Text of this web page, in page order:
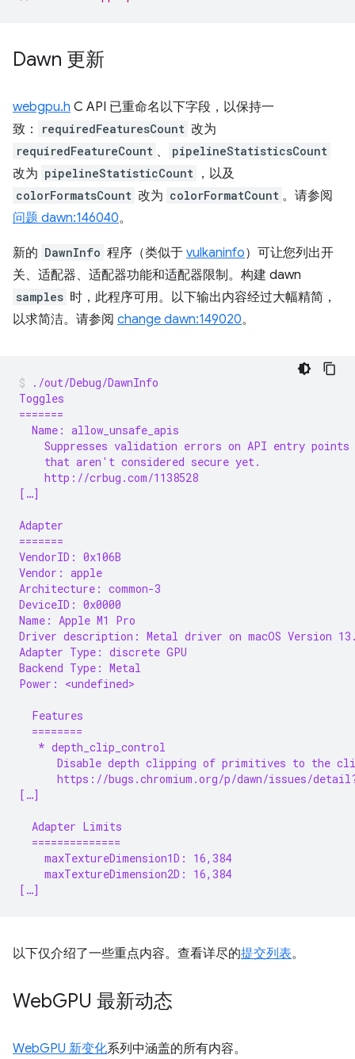
Dawn 更新
webgpu.h C API 已重命名以下字段，以保持一
致：
requiredFeaturesCount 改为
requiredFeatureCount 、 pipelineStatisticsCount
改为 pipelineStatisticCount ，以及
colorFormatsCount 改为 colorFormatCount 。请参阅
问题 dawn:146040。
新的 DawnInfo 程序（类似于 vulkaninfo）可让您列出开
关、适配器、适配器功能和适配器限制。构建 dawn
samples 时，此程序可用。以下输出内容经过大幅精简，
以求简洁。请参阅 change dawn:149020。
./out/Debug/DawnInfo
Toggles
=======
  Name: allow_unsafe_apis
Suppresses validation errors on API entry
    that aren't considered secure yet.
    http://crbug.com/1138528
[…]
Adapter
=======
VendorID: 0x106B
Vendor: apple
Architecture: common-3
DeviceID: 0x0000
Name: Apple M1 Pro
Driver description: Metal driver on macOS Version
Adapter Type: discrete GPU
Backend Type: Metal
Power: <undefined>
  Features
  ========
   * depth_clip_control
Disable depth clipping of primitives to the
https://bugs.chromium.org/p/dawn/issues/
[…]
  Adapter Limits
  ==============
    maxTextureDimension1D: 16,384
    maxTextureDimension2D: 16,384
[…]
以下仅介绍了一些重点内容。查看详尽的提交列表。
WebGPU 最新动态
WebGPU 新变化系列中涵盖的所有内容。